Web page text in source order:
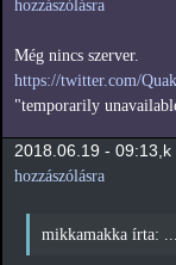
hozzászólásra
Még nincs szerver.
https://twitter.com/
"temporarily
2018.06.19 - 09:13,k
hozzászólásra
mikkamakka írta: